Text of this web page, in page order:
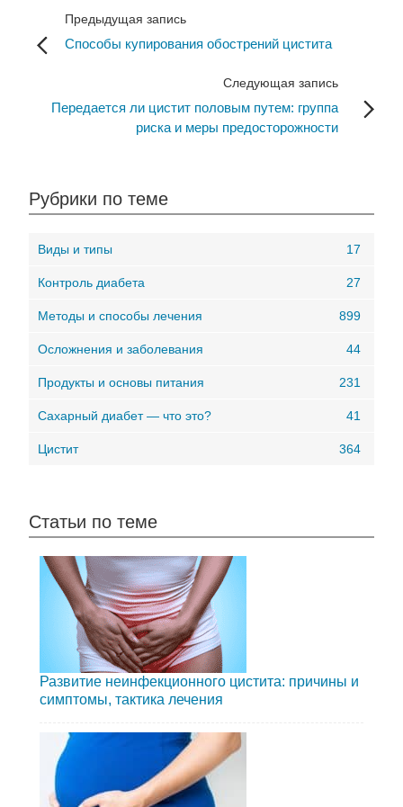
Предыдущая запись
Способы купирования обострений цистита
Следующая запись
Передается ли цистит половым путем: группа
риска и меры предосторожности
Рубрики по теме
Виды и типы 17
Контроль диабета 27
Методы и способы лечения 899
Осложнения и заболевания 44
Продукты и основы питания 231
Сахарный диабет — что это? 41
Цистит 364
Статьи по теме
Развитие неинфекционного цистита: причины и
симптомы, тактика лечения